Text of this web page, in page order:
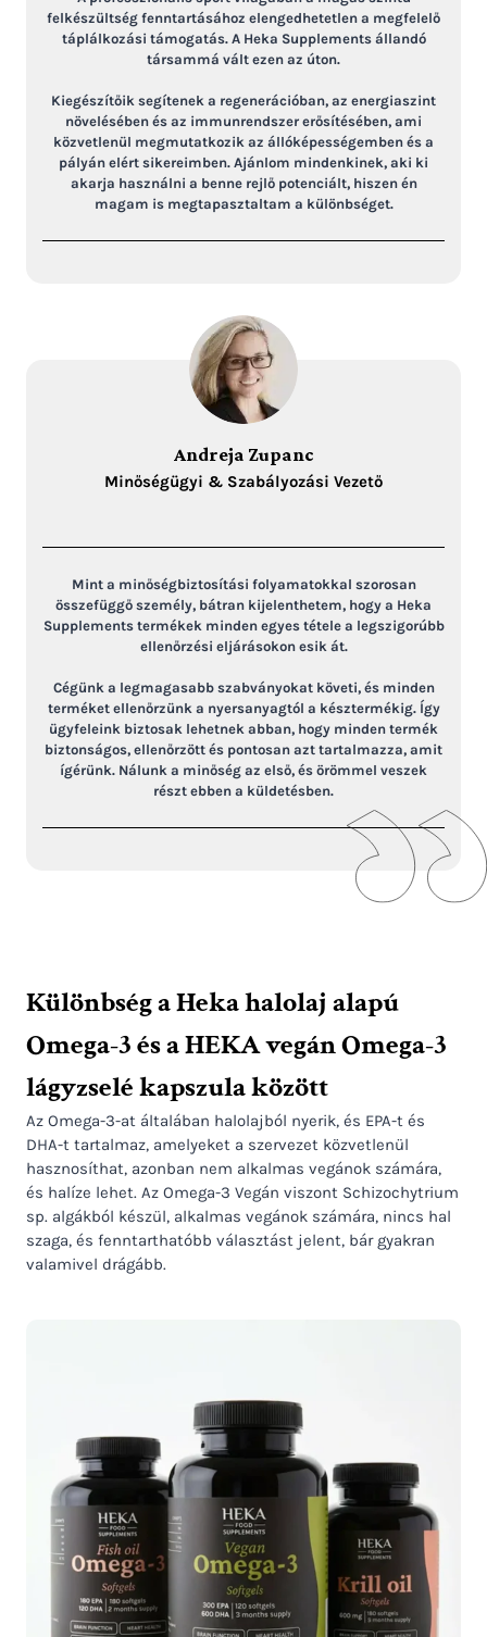
felkészültség fenntartásához elengedhetetlen a megfelelő
táplálkozási támogatás. A Heka Supplements állandó
társammá vált ezen az úton.
Kiegészítőik segítenek a regenerációban, az energiaszint
növelésében és az immunrendszer erősítésében, ami
közvetlenül megmutatkozik az állóképességemben és a
pályán elért sikereimben. Ajánlom mindenkinek, aki ki
akarja használni a benne rejlő potenciált, hiszen én
magam is megtapasztaltam a különbséget.
Andreja Zupanc
Minőségügyi & Szabályozási Vezető
Mint a minőségbiztosítási folyamatokkal szorosan
összefüggő személy, bátran kijelenthetem, hogy a Heka
Supplements termékek minden egyes tétele a legszigorúbb
ellenőrzési eljárásokon esik át.
Cégünk a legmagasabb szabványokat követi, és minden
terméket ellenőrzünk a nyersanyagtól a késztermékig. Így
ügyfeleink biztosak lehetnek abban, hogy minden termék
biztonságos, ellenőrzött és pontosan azt tartalmazza, amit
ígérünk. Nálunk a minőség az első, és örömmel veszek
részt ebben a küldetésben.
Különbség a Heka halolaj alapú
Omega-3 és a HEKA vegán Omega-3
lágyzselé kapszula között
Az Omega-3-at általában halolajból nyerik, és EPA-t és
DHA-t tartalmaz, amelyeket a szervezet közvetlenül
hasznosíthat, azonban nem alkalmas vegánok számára,
és halíze lehet. Az Omega-3 Vegán viszont Schizochytrium
sp. algákból készül, alkalmas vegánok számára, nincs hal
szaga, és fenntarthatóbb választást jelent, bár gyakran
valamivel drágább.